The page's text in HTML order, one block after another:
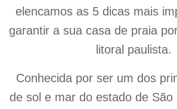
elencamos as 5 dicas mais
garantir a sua casa de praia
litoral paulista.
Conhecida por ser um dos
de sol e mar do estado de São